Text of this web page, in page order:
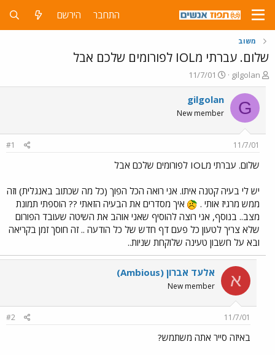
התחבר הירשם
משוב
שלום. עברתי מIOL לפורומים שלכם אבל
פ
ו
ת
ח
ה
ש
א
gilgolan
פ
ו
ר
ס
ם
ר
11/7/01
G
gilgolan
New member
11/7/01
#1
שלום. עברתי מIOL לפורומים שלכם אבל
יש לי בעיה קטנה איתו. אני רואה הכל הפוך (כל מה שכתוב באנגלית) וזה
ממש מרגיז אותי .
איך מסדרים את הבעיה הזאתי ?? הוספתי תמונת
מצב.. בנוסף, אני רוצה להוסיף שאני אוהב את השיטה שעובד הפורום
שלא צריך לטעון כל פעם דף חדש של כל הודעה .. זה חוסך זמן בקריאה
ובא על חשבון טעינה שלוקחת שניות..
א אלעד אברון (Ambious)
New member
11/7/01
#2
באיזה סייר אתה משתמש?